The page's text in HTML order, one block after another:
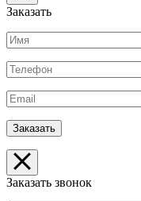
Заказать
Заказать звонок